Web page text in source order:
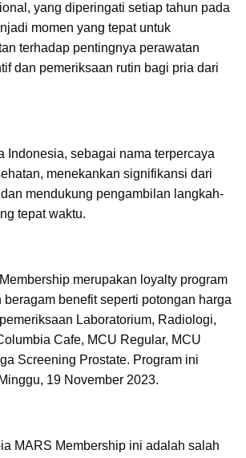
yang diperingati setiap tahun pada
momen yang tepat untuk
terhadap pentingnya perawatan
dan pemeriksaan rutin bagi pria dari
Indonesia, sebagai nama terpercaya
menekankan signifikansi dari
mendukung pengambilan langkah-
tepat waktu.
merupakan loyalty program
benefit seperti potongan harga
Laboratorium, Radiologi,
Cafe, MCU Regular, MCU
Screening Prostate. Program ini
19 November 2023.
MARS Membership ini adalah salah